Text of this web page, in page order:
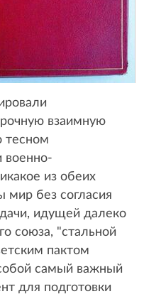
взаимную
тесном
военно-
из обеих
мир без согласия
идущей далеко
союза, "стальной
пактом
самый важный
для подготовки